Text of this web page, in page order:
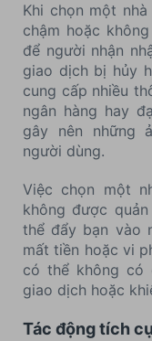
Khi chọn một
chậm hoặc
để người nhận
giao dịch bị hủy
cung cấp nhiều
ngân hàng hay
gây nên những
người dùng.
Việc chọn một
không được
thể đẩy bạn vào
mất tiền hoặc vi
có thể không có
giao dịch hoặc
Tác động tích